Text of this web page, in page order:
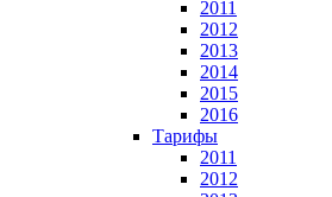
2011
2012
2013
2014
2015
2016
Тарифы
2011
2012